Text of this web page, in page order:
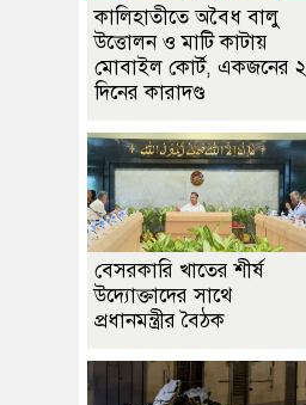
কালিহাতীতে অবৈধ বালু
উত্তোলন ও মাটি কাটায়
মোবাইল কোর্ট, একজনের ২
দিনের কারাদণ্ড
বেসরকারি খাতের শীর্ষ
উদ্যোক্তাদের সাথে
প্রধানমন্ত্রীর বৈঠক